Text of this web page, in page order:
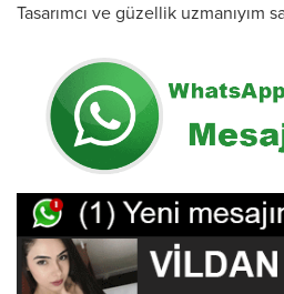
Tasarımcı ve güzellik uzmanıyım